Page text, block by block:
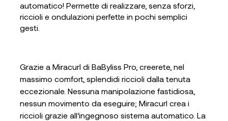
automatico! Permette di realizzare, senza sforzi,
riccioli e ondulazioni perfette in pochi semplici
gesti.
Grazie a Miracurl di BaByliss Pro, creerete, nel
massimo comfort, splendidi riccioli dalla tenuta
eccezionale. Nessuna manipolazione fastidiosa,
nessun movimento da eseguire; Miracurl crea i
riccioli grazie all’ingegnoso sistema automatico. La